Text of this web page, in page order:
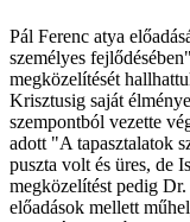
Pál Ferenc atya
személyes
megközelítését
Krisztusig saját
szempontból vezette
adott "A tapasztalatok
puszta volt és üres, de
megközelítést pedig
előadások mellett